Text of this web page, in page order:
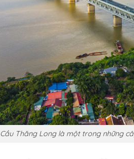
Cầu Thăng Long là một trong những